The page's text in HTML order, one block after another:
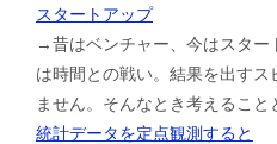
スタートアップ
→昔はベンチャー、今はスター
は時間との戦い。結果を出すス
ません。そんなとき考えること
統計データを定点観測すると